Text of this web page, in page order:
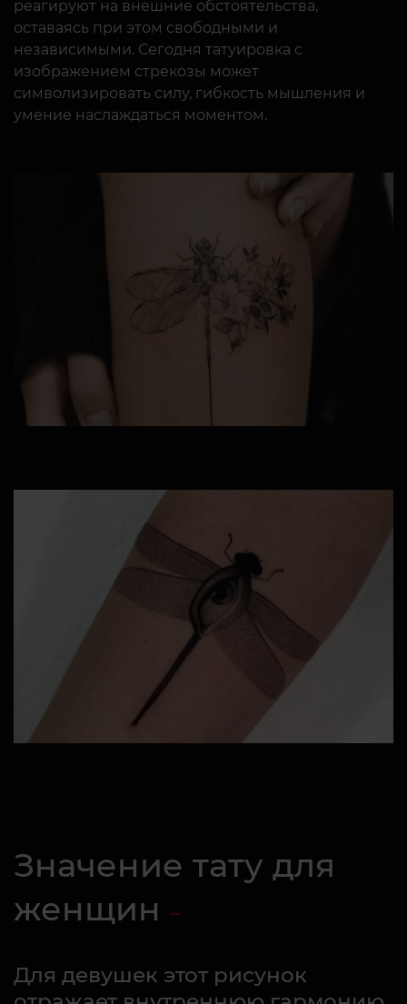
реагируют на внешние обстоятельства,
оставаясь при этом свободными и
независимыми. Сегодня татуировка с
изображением стрекозы может
символизировать силу, гибкость мышления и
умение наслаждаться моментом.
Значение тату для
женщин
Для девушек этот рисунок